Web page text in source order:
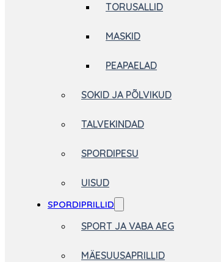
TORUSALLID
MASKID
PEAPAELAD
SOKID JA PÕLVIKUD
TALVEKINDAD
SPORDIPESU
UISUD
SPORDIPRILLID
SPORT JA VABA AEG
MÄESUUSAPRILLID